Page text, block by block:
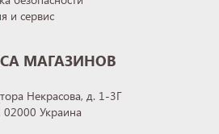
и сервис
МАГАЗИНОВ
Некрасова, д. 1-3Г
02000 Украина